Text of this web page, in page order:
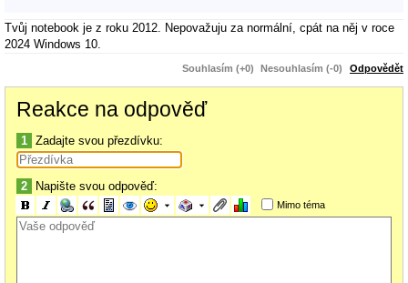
Tvůj notebook je z roku 2012. Nepovažuju za normální, cpát na něj v roce
2024 Windows 10.
Souhlasím (+0) Nesouhlasím (-0) Odpovědět
Reakce na odpověď
1 Zadajte svou přezdívku:
2 Napište svou odpověď:
Mimo téma